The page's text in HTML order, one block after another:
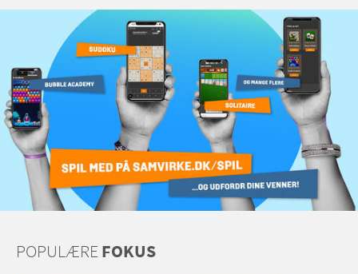
POPULÆREFOKUS